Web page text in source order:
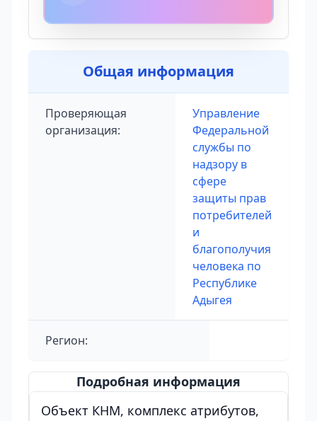
Общая информация
Проверяющая
организация:
Управление
Федеральной
службы по
надзору в
сфере
защиты прав
потребителей
и
благополучия
человека по
Республике
Адыгея
Регион:
Подробная информация
Объект КНМ, комплекс атрибутов,